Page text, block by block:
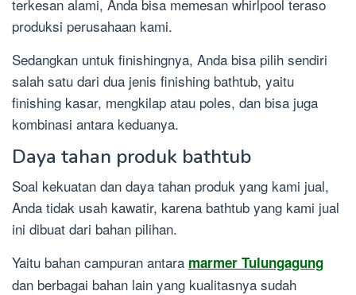
terkesan alami, Anda bisa memesan whirlpool teraso
produksi perusahaan kami.
Sedangkan untuk finishingnya, Anda bisa pilih sendiri
salah satu dari dua jenis finishing bathtub, yaitu
finishing kasar, mengkilap atau poles, dan bisa juga
kombinasi antara keduanya.
Daya tahan produk bathtub
Soal kekuatan dan daya tahan produk yang kami jual,
Anda tidak usah kawatir, karena bathtub yang kami jual
ini dibuat dari bahan pilihan.
Yaitu bahan campuran antara marmer Tulungagung
dan berbagai bahan lain yang kualitasnya sudah